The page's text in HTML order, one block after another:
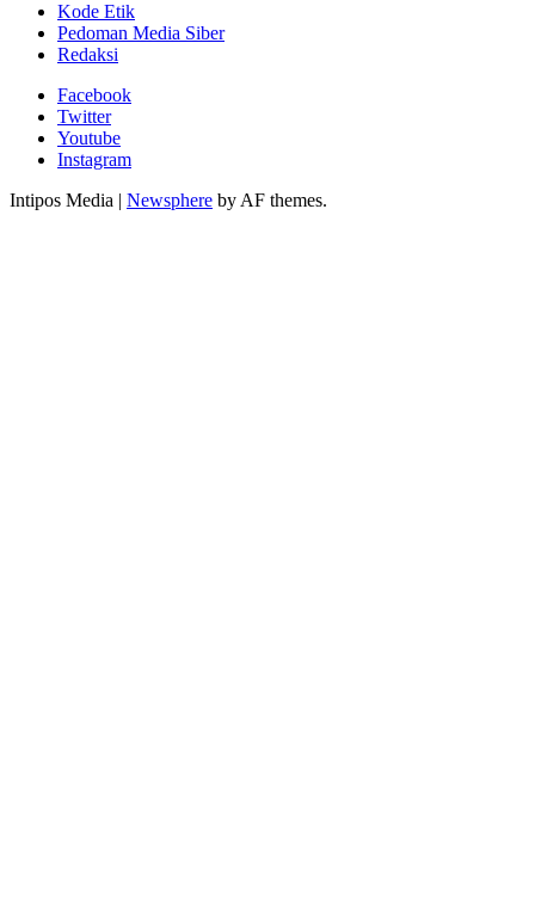
Kode Etik
Pedoman Media Siber
Redaksi
Facebook
Twitter
Youtube
Instagram
Intipos Media | Newsphere by AF themes.